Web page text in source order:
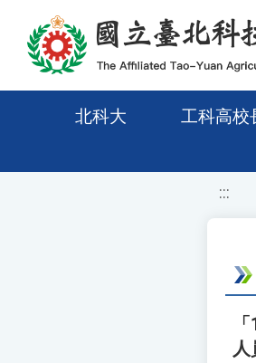
移至網頁之主要內容區位置
北科大 工科高校
:::
人